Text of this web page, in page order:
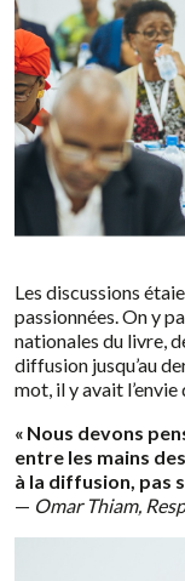
Les discussions
passionnées. On y
nationales du livre,
diffusion jusqu’au
mot, il y avait
« Nous devons
entre les mains
à la diffusion, pas
— Omar Thiam,